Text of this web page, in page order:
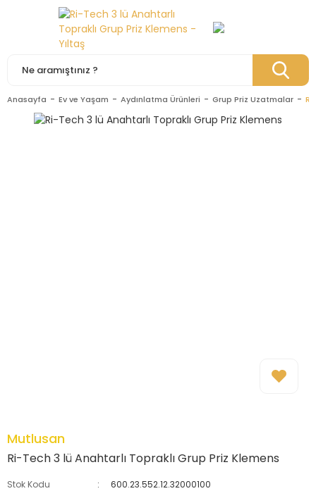
Anasayfa Ev ve Yaşam Aydınlatma Ürünleri Grup Priz Uzatmalar
Mutlusan
Ri-Tech 3 lü Anahtarlı Topraklı Grup Priz Klemens
Stok Kodu
600.23.552.12.32000100